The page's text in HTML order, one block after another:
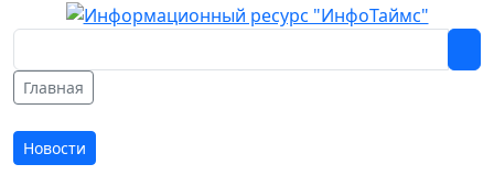
Главная
Новости